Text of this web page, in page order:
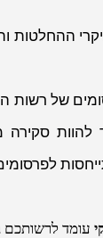
ההחלטות
של רשות
להוות
עומד לרשותכם